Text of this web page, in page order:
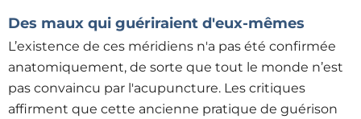
Des maux qui guériraient d'eux-mêmes
L’existence de ces méridiens n'a pas été confirmée
anatomiquement, de sorte que tout le monde n’est
pas convaincu par l'acupuncture. Les critiques
affirment que cette ancienne pratique de guérison